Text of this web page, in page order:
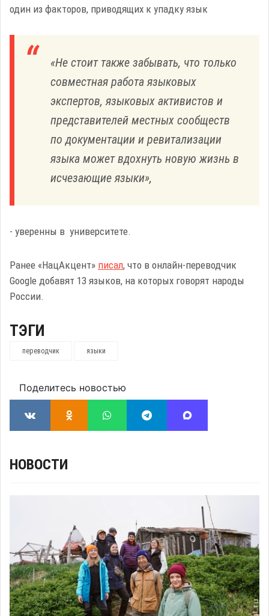
один из факторов, приводящих к упадку язык
«Не стоит также забывать, что только
совместная работа языковых
экспертов, языковых активистов и
представителей местных сообществ
по документации и ревитализации
языка может вдохнуть новую жизнь в
исчезающие языки»,
- уверенны в университете.
Ранее «НацАкцент» писал, что в онлайн-переводчик
Google добавят 13 языков, на которых говорят народы
России.
ТЭГИ
переводчик языки
Поделитесь новостью
НОВОСТИ